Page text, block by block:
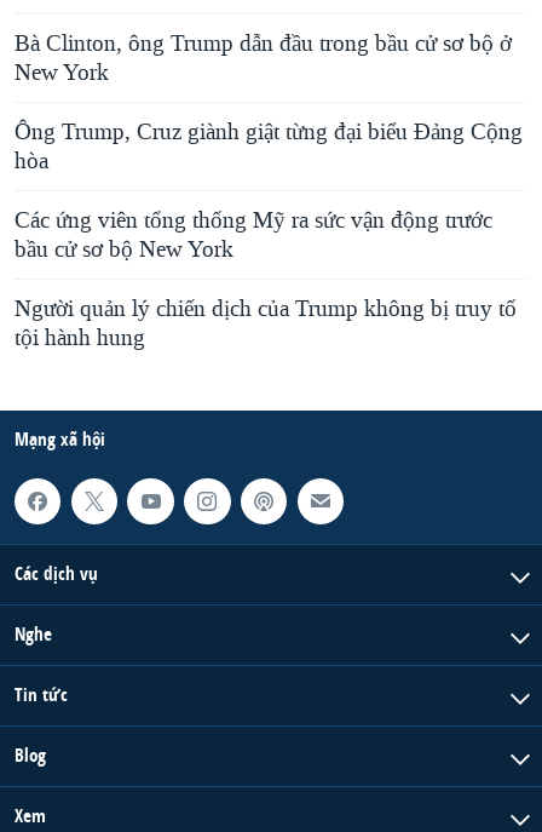
Bà Clinton, ông Trump dẫn đầu trong bầu cử sơ bộ ở
New York
Ông Trump, Cruz giành giật từng đại biểu Đảng Cộng
hòa
Các ứng viên tổng thống Mỹ ra sức vận động trước
bầu cử sơ bộ New York
Người quản lý chiến dịch của Trump không bị truy tố
tội hành hung
Mạng xã hội
Các dịch vụ
Nghe
Tin tức
Blog
Xem